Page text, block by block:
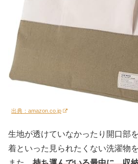
出典：amazon.co.jp
生地が透けていなかったり開口部
着といった見られたくない洗濯物